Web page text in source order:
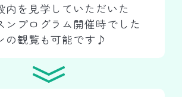
内を見学していただいた
ンプログラム開催時でした
の観覧も可能です♪